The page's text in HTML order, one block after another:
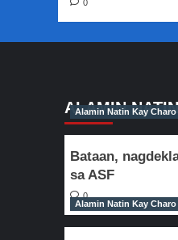
0
ALAMIN
Alamin Natin Kay Charo
Bataan,
sa ASF
0
Alamin Natin Kay Charo